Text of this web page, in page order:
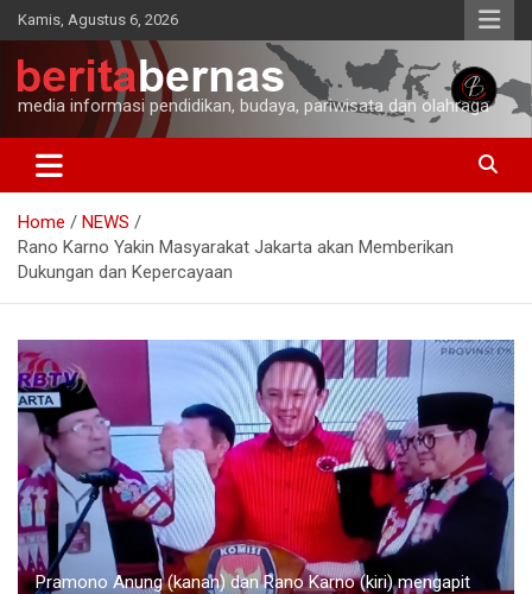
Skip
to
content
Kamis, Agustus 6, 2026
media informasi pendidikan, budaya, pariwisata dan olahraga
Home
NEWS
Rano Karno Yakin Masyarakat Jakarta akan Memberikan
Dukungan dan Kepercayaan
Pramono Anung (kanan) dan Rano Karno (kiri) mengapit